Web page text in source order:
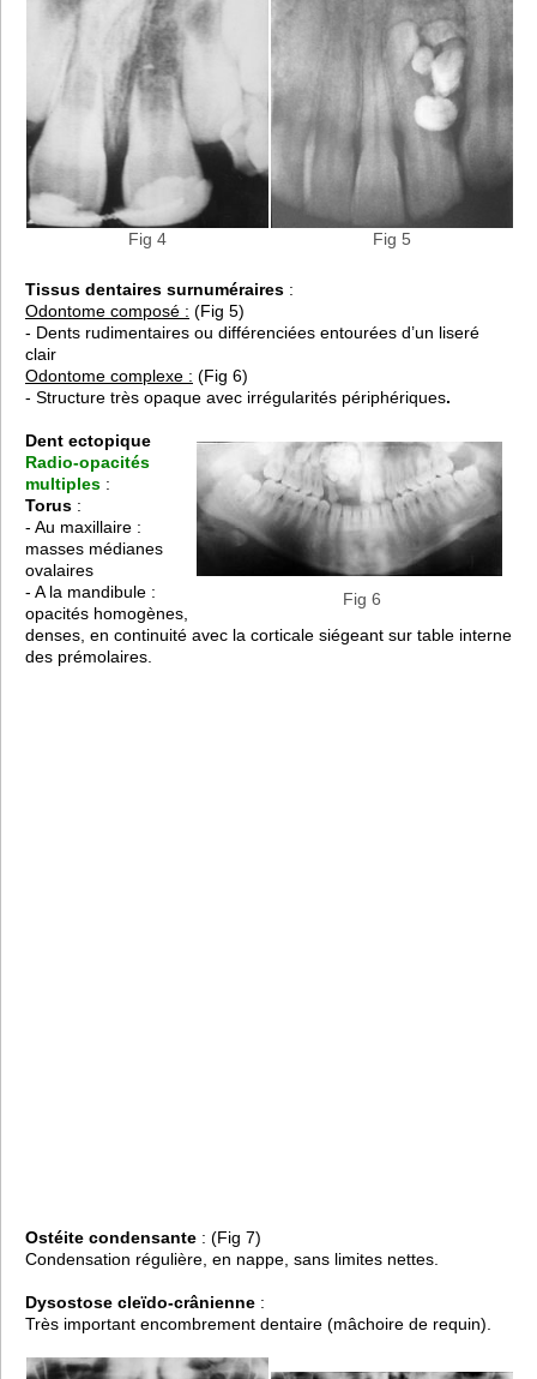
Fig 4 Fig 5
Tissus dentaires surnuméraires :
Odontome composé : (Fig 5)
- Dents rudimentaires ou différenciées entourées d’un liseré
clair
Odontome complexe : (Fig 6)
- Structure très opaque avec irrégularités périphériques.
Fig 6
Dent ectopique
Radio-opacités
multiples :
Torus :
- Au maxillaire :
masses médianes
ovalaires
- A la mandibule :
opacités homogènes,
denses, en continuité avec la corticale siégeant sur table interne
des prémolaires.
Ostéite condensante : (Fig 7)
Condensation régulière, en nappe, sans limites nettes.
Dysostose cleïdo-crânienne :
Très important encombrement dentaire (mâchoire de requin).